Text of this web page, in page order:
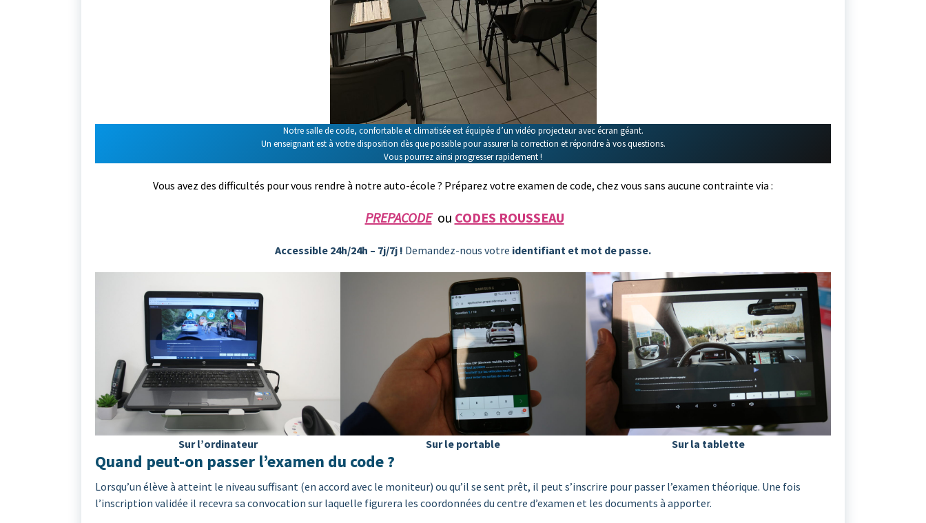
Notre salle de code, confortable et climatisée est équipée d’un vidéo projecteur avec écran géant.
Un enseignant est à votre disposition dès que possible pour assurer la correction et répondre à vos questions.
Vous pourrez ainsi progresser rapidement !
Vous avez des difficultés pour vous rendre à notre auto-école ? Préparez votre examen de code, chez vous sans aucune contrainte via :
PREPACODE ou CODES ROUSSEAU
Accessible 24h/24h – 7j/7j ! Demandez-nous votre identifiant et mot de passe.
Sur l’ordinateur Sur le portable Sur la tablette
Quand peut-on passer l’examen du code ?
Lorsqu’un élève à atteint le niveau suffisant (en accord avec le moniteur) ou qu’il se sent prêt, il peut s’inscrire pour passer l’examen théorique. Une fois
l’inscription validée il recevra sa convocation sur laquelle figurera les coordonnées du centre d’examen et les documents à apporter.